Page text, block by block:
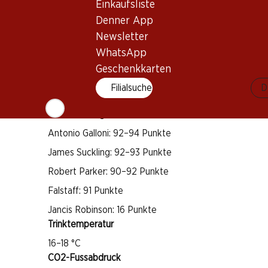
Einkaufsliste
Denner App
Newsletter
WhatsApp
Geschenkkarten
Filialsuche
Auszeichnungen
Antonio Galloni: 92–94 Punkte
James Suckling: 92–93 Punkte
Robert Parker: 90–92 Punkte
Falstaff: 91 Punkte
Jancis Robinson: 16 Punkte
Trinktemperatur
16–18 °C
CO2-Fussabdruck